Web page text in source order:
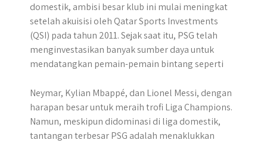
domestik, ambisi besar klub ini mulai meningkat
setelah akuisisi oleh Qatar Sports Investments
(QSI) pada tahun 2011. Sejak saat itu, PSG telah
menginvestasikan banyak sumber daya untuk
mendatangkan pemain-pemain bintang seperti
Neymar, Kylian Mbappé, dan Lionel Messi, dengan
harapan besar untuk meraih trofi Liga Champions.
Namun, meskipun didominasi di liga domestik,
tantangan terbesar PSG adalah menaklukkan